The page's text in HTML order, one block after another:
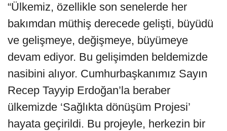
“Ülkemiz, özellikle son senelerde her
bakımdan müthiş derecede gelişti, büyüdü
ve gelişmeye, değişmeye, büyümeye
devam ediyor. Bu gelişimden beldemizde
nasibini alıyor. Cumhurbaşkanımız Sayın
Recep Tayyip Erdoğan’la beraber
ülkemizde ‘Sağlıkta dönüşüm Projesi’
hayata geçirildi. Bu projeyle, herkezin bir